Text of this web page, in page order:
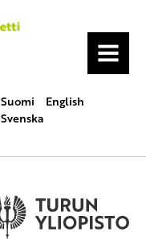
MENU
Suomi
English
Svenska